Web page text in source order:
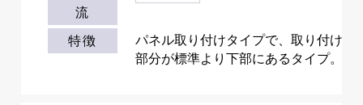
流
特徴
パネル取り付けタイプで、取り付け
部分が標準より下部にあるタイプ。